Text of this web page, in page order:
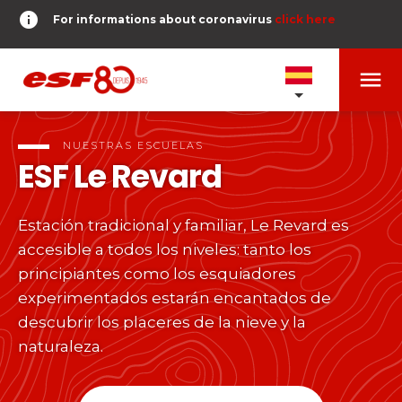
info For informations about coronavirus click here
menu
NUESTRAS ESCUELAS expand_more
search
o
room MI UBICACIÓN
PRUEBAS Y ÉTOILES expand_more
Pruebas de esquí alpino
Niños
Del Piou-Piou a la Étoile d'Or
Adolescentes y adultos
Todos los niveles
DERNIER-PLANTER-DE-BATON expand_more
timer RESULTADOS expand_more
NUESTRAS ESCUELAS
ESFLe Revard
Estación tradicional y familiar, Le Revard es
accesible a todos los niveles: tanto los
principiantes como los esquiadores
experimentados estarán encantados de
descubrir los placeres de la nieve y la
naturaleza.